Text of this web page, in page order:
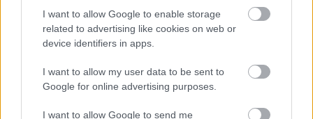
I want to allow Google to enable storage
related to advertising like cookies on web or
device identifiers in apps.
I want to allow my user data to be sent to
Google for online advertising purposes.
I want to allow Google to send me
İnsanlar genellikle sindirim sistemlerine yardımcı
olması için çay içerler. Araştırmalar, bazı çayların
sindirime yardımcı olabileceğini ve besinlerin
emilimini kolaylaştırabileceğini göstermektedir. Bu
çayları düzenli olarak içmek bağırsak sağlığınızı
koruyabilir ve sindirimi iyileştirebilir.